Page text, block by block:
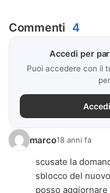
Commenti 4
Accedi per
Puoi accedere con il
marco18 anni fa
scusate la
sblocco del
posso